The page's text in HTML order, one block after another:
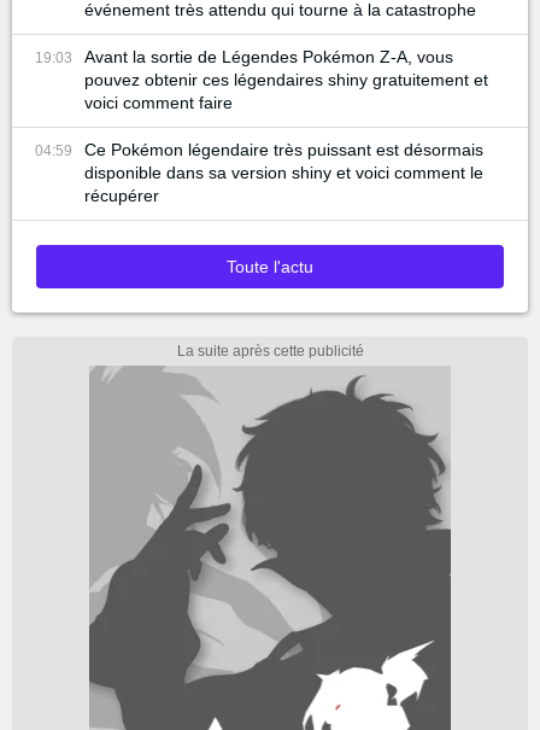
événement très attendu qui tourne à la catastrophe
19:03
Avant la sortie de Légendes Pokémon Z-A, vous
pouvez obtenir ces légendaires shiny gratuitement et
voici comment faire
04:59
Ce Pokémon légendaire très puissant est désormais
disponible dans sa version shiny et voici comment le
récupérer
Toute l'actu